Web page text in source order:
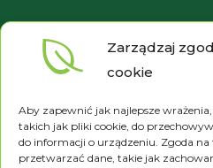
Zarządzaj
cookie
Aby zapewnić jak najlepsze
takich jak pliki cookie, do
do informacji o urządzeniu. Zgoda
przetwarzać dane, takie jak
Polityka prywatności